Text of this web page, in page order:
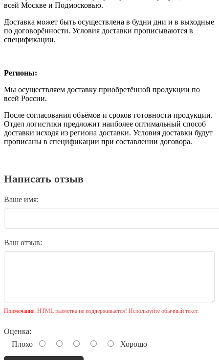
всей Москве и Подмосковью.
Доставка может быть осуществлена в будни дни и в выходные
по договорённости. Условия доставки прописываются в
спецификации.
Регионы:
Мы осуществляем доставку приобретённой продукции по
всей России.
После согласования объёмов и сроков готовности продукции.
Отдел логистики предложит наиболее оптимальный способ
доставки исходя из региона доставки. Условия доставки будут
прописаны в спецификации при составлении договора.
Написать отзыв
Ваше имя:
Ваш отзыв:
Примечание: HTML разметка не поддерживается! Используйте обычный текст.
Оценка:
Плохо
Хорошо